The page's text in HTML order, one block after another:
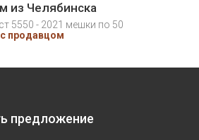
из Челябинска
5550 - 2021 мешки по 50
продавцом
предложение